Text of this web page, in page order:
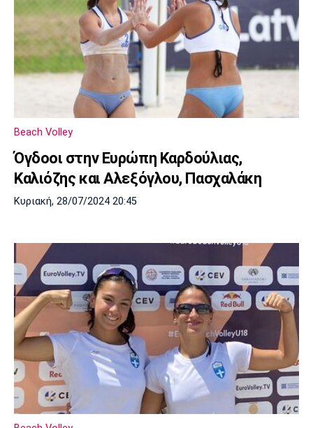
Beach Volley
Όγδοοι στην Ευρώπη Καρδούλιας,
Καλιόζης και Αλεξόγλου, Πασχαλάκη
Κυριακή, 28/07/2024 20:45